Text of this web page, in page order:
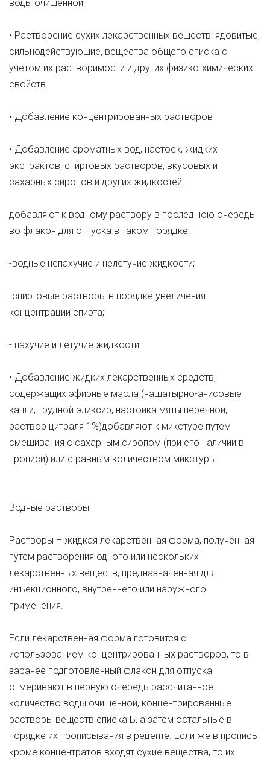
воды очищенной
• Растворение сухих лекарственных веществ: ядовитые,
сильнодействующие, вещества общего списка с
учетом их растворимости и других физико-химических
свойств.
• Добавление концентрированных растворов
• Добавление ароматных вод, настоек, жидких
экстрактов, спиртовых растворов, вкусовых и
сахарных сиропов и других жидкостей:
добавляют к водному раствору в последнюю очередь
во флакон для отпуска в таком порядке:
-водные непахучие и нелетучие жидкости;
-спиртовые растворы в порядке увеличения
концентрации спирта;
- пахучие и летучие жидкости
• Добавление жидких лекарственных средств,
содержащих эфирные масла (нашатырно-анисовые
капли, грудной эликсир, настойка мяты перечной,
раствор цитраля 1%)добавляют к микстуре путем
смешивания с сахарным сиропом (при его наличии в
прописи) или с равным количеством микстуры.
Водные растворы
Растворы – жидкая лекарственная форма, полученная
путем растворения одного или нескольких
лекарственных веществ, предназначенная для
инъекционного, внутреннего или наружного
применения.
Если лекарственная форма готовится с
использованием концентрированных растворов, то в
заранее подготовленный флакон для отпуска
отмеривают в первую очередь рассчитанное
количество воды очищенной, концентрированные
растворы веществ списка Б, а затем остальные в
порядке их прописывания в рецепте. Если же в пропись
кроме концентратов входят сухие вещества, то их